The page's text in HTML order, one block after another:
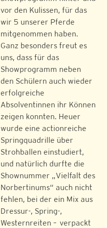
vor den Kulissen, für das
wir 5 unserer Pferde
mitgenommen haben.
Ganz besonders freut es
uns, dass für das
Showprogramm neben
den Schülern auch wieder
erfolgreiche
Absolventinnen ihr Können
zeigen konnten. Heuer
wurde eine actionreiche
Springquadrille über
Strohballen einstudiert,
und natürlich durfte die
Shownummer „Vielfalt des
Norbertinums“ auch nicht
fehlen, bei der ein Mix aus
Dressur-, Spring-,
Westernreiten – verpackt